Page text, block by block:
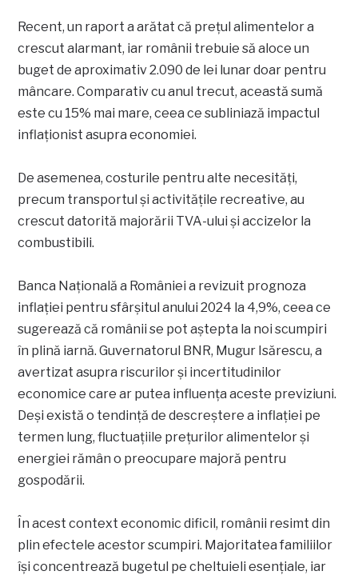
Recent, un raport a arătat că prețul alimentelor a
crescut alarmant, iar românii trebuie să aloce un
buget de aproximativ 2.090 de lei lunar doar pentru
mâncare. Comparativ cu anul trecut, această sumă
este cu 15% mai mare, ceea ce subliniază impactul
inflaționist asupra economiei.
De asemenea, costurile pentru alte necesități,
precum transportul și activitățile recreative, au
crescut datorită majorării TVA-ului și accizelor la
combustibili.
Banca Națională a României a revizuit prognoza
inflației pentru sfârșitul anului 2024 la 4,9%, ceea ce
sugerează că românii se pot aștepta la noi scumpiri
în plină iarnă. Guvernatorul BNR, Mugur Isărescu, a
avertizat asupra riscurilor și incertitudinilor
economice care ar putea influența aceste previziuni.
Deși există o tendință de descreștere a inflației pe
termen lung, fluctuațiile prețurilor alimentelor și
energiei rămân o preocupare majoră pentru
gospodării.
În acest context economic dificil, românii resimt din
plin efectele acestor scumpiri. Majoritatea familiilor
își concentrează bugetul pe cheltuieli esențiale, iar